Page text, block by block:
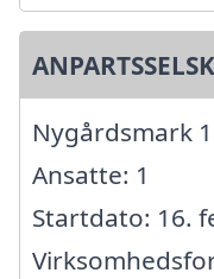
Nygårdsmark
Ansatte: 1
Startdato: 16.